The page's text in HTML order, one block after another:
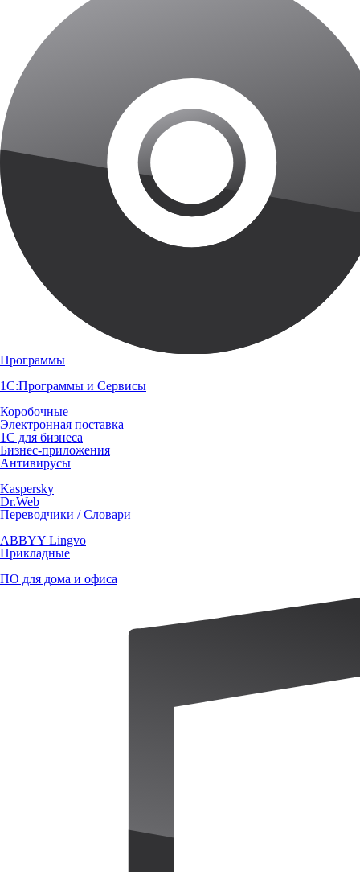
Программы
1С:Программы и Сервисы
Коробочные
Электронная поставка
1С для бизнеса
Бизнес-приложения
Антивирусы
Kaspersky
Dr.Web
Переводчики / Словари
ABBYY Lingvo
Прикладные
ПО для дома и офиса